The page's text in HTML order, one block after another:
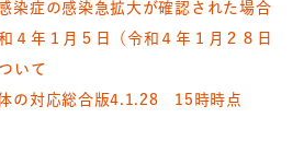
染症の感染急拡大が確認された場合
４年１月５日（令和４年１月２８日
いて
の対応総合版4.1.28 15時時点